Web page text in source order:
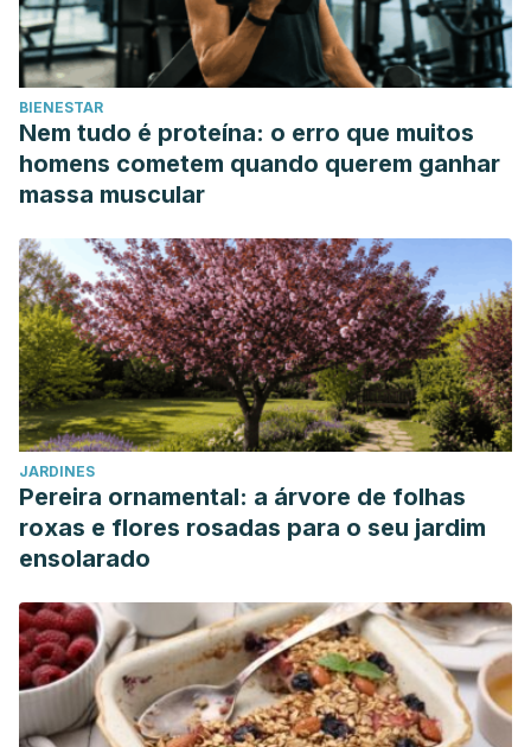
BIENESTAR
Nem tudo é proteína: o erro que muitos
homens cometem quando querem ganhar
massa muscular
JARDINES
Pereira ornamental: a árvore de folhas
roxas e flores rosadas para o seu jardim
ensolarado